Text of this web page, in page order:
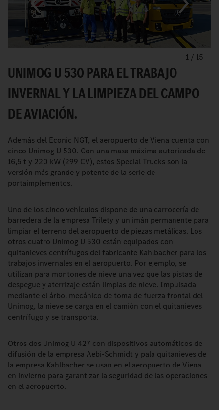
1 / 15
UNIMOG U 530 PARA EL TRABAJO
INVERNAL Y LA LIMPIEZA DEL CAMPO
DE AVIACIÓN.
Además del Econic NGT, el aeropuerto de Viena cuenta con
cinco Unimog U 530. Con una masa máxima autorizada de
16,5 t y 220 kW (299 CV), estos Special Trucks son la
versión más grande y potente de la serie de
portaimplementos.
Uno de los cinco vehículos dispone de una carrocería de
barredera de la empresa Trilety y un imán permanente para
limpiar el terreno del aeropuerto de piezas metálicas. Los
otros cuatro Unimog U 530 están equipados con
quitanieves centrífugos del fabricante Kahlbacher para los
trabajos invernales en el aeropuerto. Por ejemplo, se
utilizan para montones de nieve una vez que las pistas de
despegue y aterrizaje están limpias de nieve. Impulsada
mediante el árbol mecánico de toma de fuerza frontal del
Unimog, la nieve se carga en el camión con el quitanieves
centrífugo y se transporta.
Otros dos Unimog U 427 con dispositivos automáticos de
difusión de la empresa Aebi-Schmidt y pala quitanieves de
la empresa Kahlbacher se usan en el aeropuerto de Viena
en invierno para garantizar la seguridad de las operaciones
en el aeropuerto.